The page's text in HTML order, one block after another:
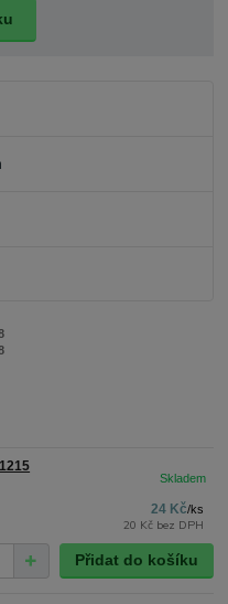
24 Kč/ks
20 Kč bez DPH
Přidat do košíku